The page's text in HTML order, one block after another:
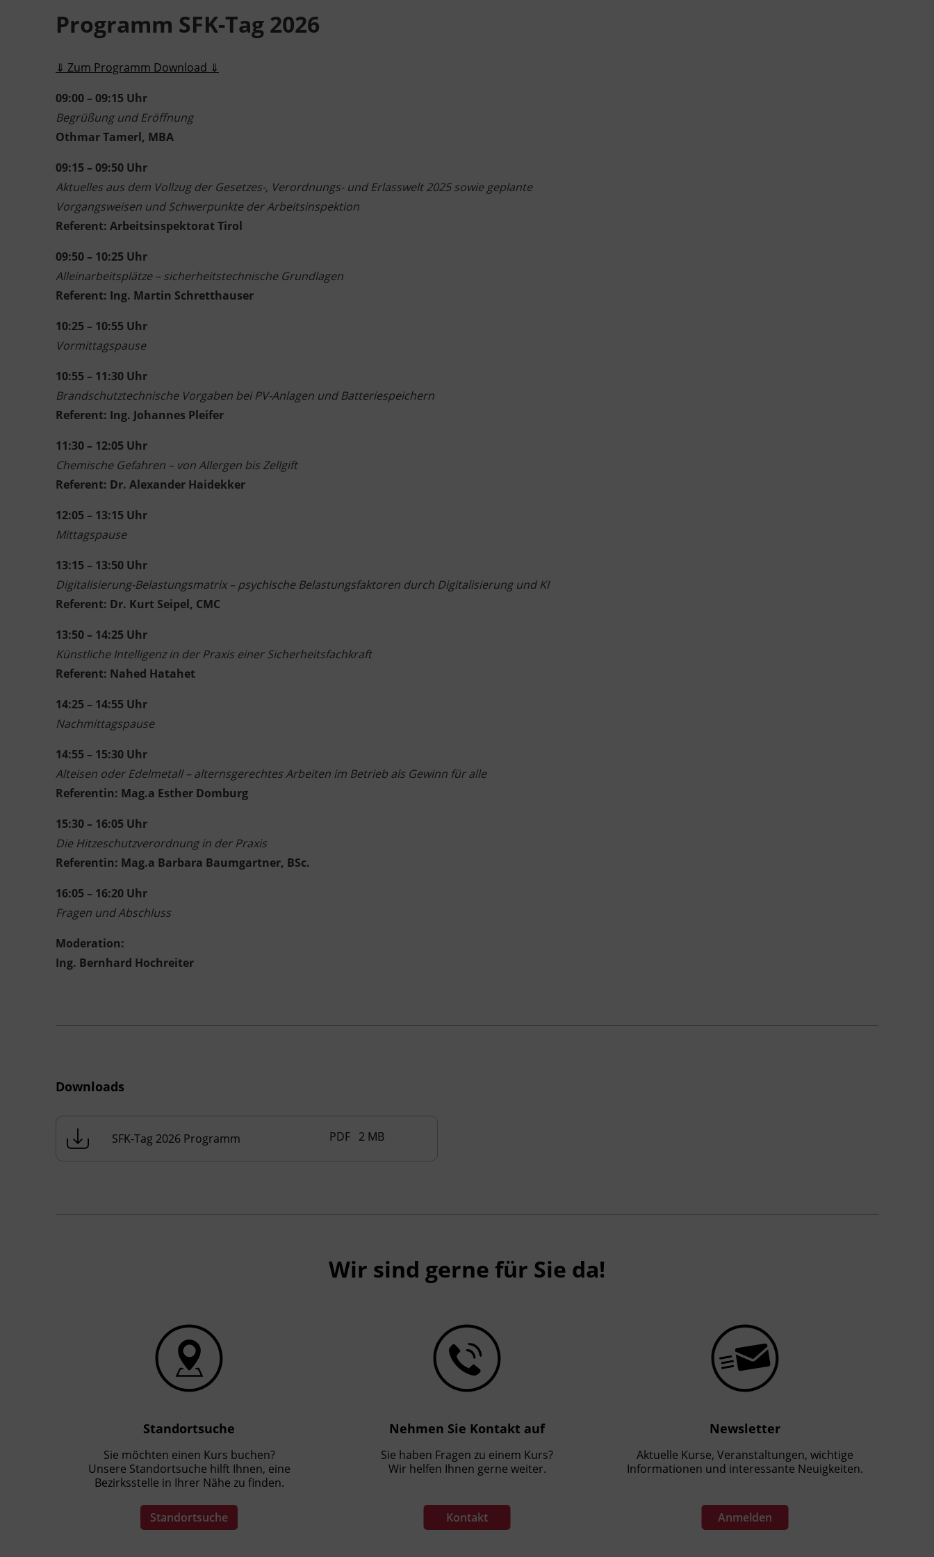
Programm SFK-Tag 2026
⇓ Zum Programm Download ⇓
09:00 – 09:15 Uhr
Begrüßung und Eröffnung
Othmar Tamerl, MBA
09:15 – 09:50 Uhr
Aktuelles aus dem Vollzug der Gesetzes-, Verordnungs- und Erlasswelt 2025 sowie geplante
Vorgangsweisen und Schwerpunkte der Arbeitsinspektion
Referent: Arbeitsinspektorat Tirol
09:50 – 10:25 Uhr
Alleinarbeitsplätze – sicherheitstechnische Grundlagen
Referent: Ing. Martin Schretthauser
10:25 – 10:55 Uhr
Vormittagspause
10:55 – 11:30 Uhr
Brandschutztechnische Vorgaben bei PV-Anlagen und Batteriespeichern
Referent: Ing. Johannes Pleifer
11:30 – 12:05 Uhr
Chemische Gefahren – von Allergen bis Zellgift
Referent: Dr. Alexander Haidekker
12:05 – 13:15 Uhr
Mittagspause
13:15 – 13:50 Uhr
Digitalisierung-Belastungsmatrix – psychische Belastungsfaktoren durch Digitalisierung und KI
Referent: Dr. Kurt Seipel, CMC
13:50 – 14:25 Uhr
Künstliche Intelligenz in der Praxis einer Sicherheitsfachkraft
Referent: Nahed Hatahet
14:25 – 14:55 Uhr
Nachmittagspause
14:55 – 15:30 Uhr
Alteisen oder Edelmetall – alternsgerechtes Arbeiten im Betrieb als Gewinn für alle
Referentin: Mag.a Esther Domburg
15:30 – 16:05 Uhr
Die Hitzeschutzverordnung in der Praxis
Referentin: Mag.a Barbara Baumgartner, BSc.
16:05 – 16:20 Uhr
Fragen und Abschluss
Moderation:
Ing. Bernhard Hochreiter
Downloads
SFK-Tag 2026 Programm PDF 2 MB
Wir sind gerne für Sie da!
Standortsuche
Sie möchten einen Kurs buchen?
Unsere Standortsuche hilft Ihnen, eine
Bezirksstelle in Ihrer Nähe zu finden.
Standortsuche
Nehmen Sie Kontakt auf
Sie haben Fragen zu einem Kurs?
Wir helfen Ihnen gerne weiter.
Kontakt
Newsletter
Aktuelle Kurse, Veranstaltungen, wichtige
Informationen und interessante Neuigkeiten.
Anmelden